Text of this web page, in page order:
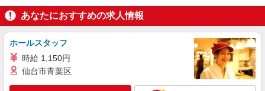
アパレル販売スタッフ
時給1250円〜＋交通費支給（月2万円迄）
≪LOUNIE ウィング高輪店≫ 東京都港区高輪
4-10-18 京急ショッピングプラザウィング高輪
WEST-1 2F ■品川(ＪＲ山手線)高輪口(約5分) ■品
川(ＪＲ東海道新幹線)高輪口(約5分) ■品川(京急本
キープ 詳細を見る
あなたにおすすめの求人情報
ホールスタッフ
時給 1,150円
仙台市青葉区